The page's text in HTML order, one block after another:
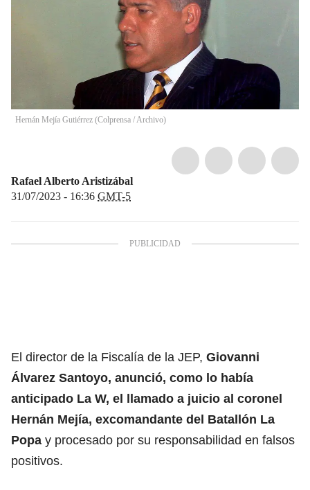
Hernán Mejía Gutiérrez (Colprensa / Archivo)
Rafael Alberto Aristizábal
31/07/2023 - 16:36 GMT-5
El director de la Fiscalía de la JEP, Giovanni
Álvarez Santoyo, anunció, como lo había
anticipado La W, el llamado a juicio al coronel
Hernán Mejía, excomandante del Batallón La
Popa y procesado por su responsabilidad en falsos
positivos.